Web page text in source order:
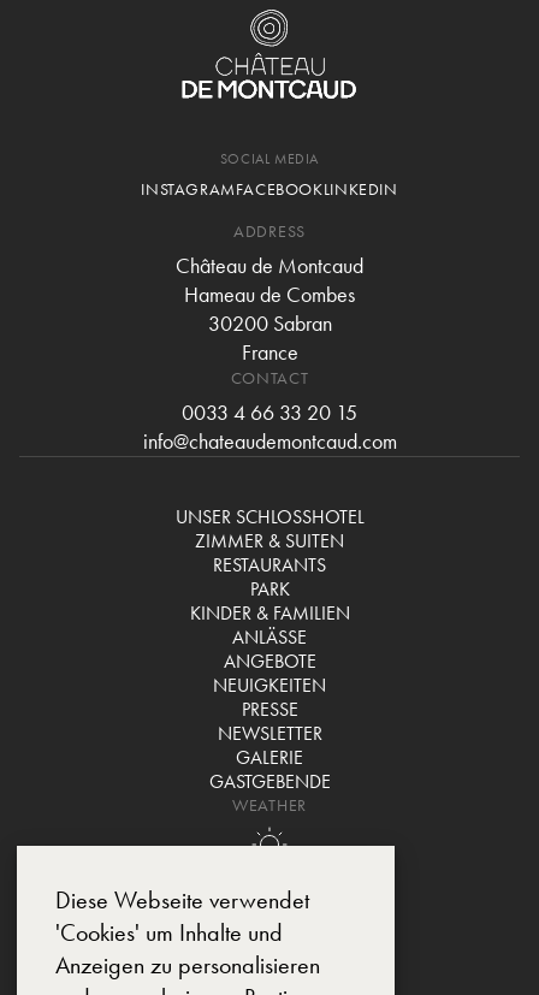
SOCIAL MEDIA
INSTAGRAMFACEBOOKLINKEDIN
ADDRESS
Château de Montcaud
Hameau de Combes
30200 Sabran
France
CONTACT
0033 4 66 33 20 15
info@chateaudemontcaud.com
UNSER SCHLOSSHOTEL
ZIMMER & SUITEN
RESTAURANTS
PARK
KINDER & FAMILIEN
ANLÄSSE
ANGEBOTE
NEUIGKEITEN
PRESSE
NEWSLETTER
GALERIE
GASTGEBENDE
WEATHER
Diese Webseite verwendet
'Cookies' um Inhalte und
Anzeigen zu personalisieren